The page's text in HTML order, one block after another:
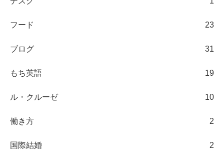
フード 23
ブログ 31
もち英語 19
ル・クルーゼ 10
働き方 2
国際結婚 2